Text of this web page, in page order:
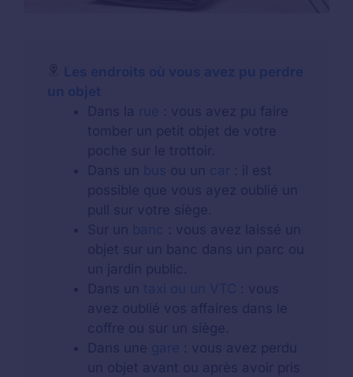
Les endroits où vous avez pu perdre
un objet
Dans la rue : vous avez pu faire
tomber un petit objet de votre
poche sur le trottoir.
Dans un bus ou un car : il est
possible que vous ayez oublié un
pull sur votre siège.
Sur un banc : vous avez laissé un
objet sur un banc dans un parc ou
un jardin public.
Dans un taxi ou un VTC : vous
avez oublié vos affaires dans le
coffre ou sur un siège.
Dans une gare : vous avez perdu
un objet avant ou après avoir pris